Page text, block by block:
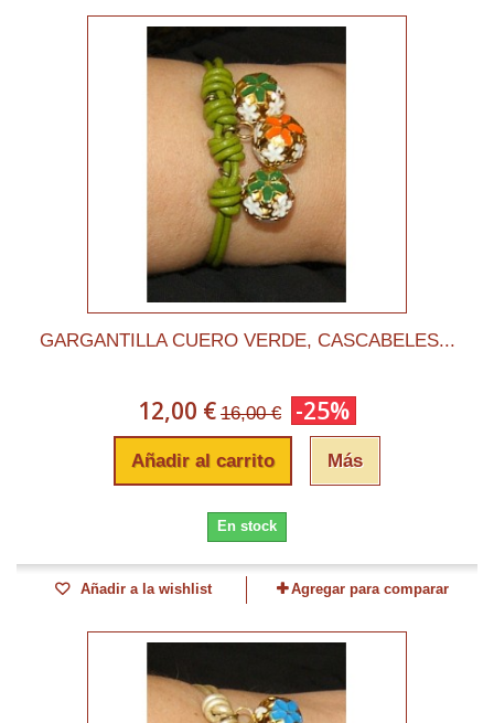
GARGANTILLA CUERO VERDE, CASCABELES...
12,00 € 16,00 € -25%
Añadir al carrito Más
En stock
Añadir a la wishlist Agregar para comparar